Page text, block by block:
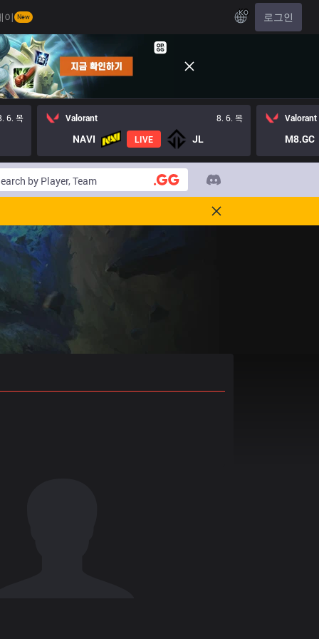
이 New KO 로그인
6. 목 Valorant 8. 6. 목
NAVI LIVE JL
Valorant
M8.GC